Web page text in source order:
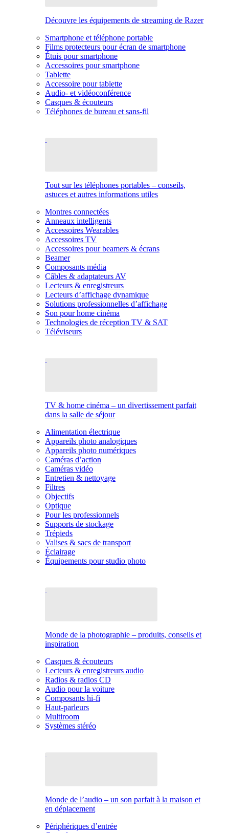
Découvre les équipements de streaming de Razer
Smartphone et téléphone portable
Films protecteurs pour écran de smartphone
Étuis pour smartphone
Accessoires pour smartphone
Tablette
Accessoire pour tablette
Audio- et vidéoconférence
Casques & écouteurs
Téléphones de bureau et sans-fil
Tout sur les téléphones portables – conseils,
astuces et autres informations utiles
Montres connectées
Anneaux intelligents
Accessoires Wearables
Accessoires TV
Accessoires pour beamers & écrans
Beamer
Composants média
Câbles & adaptateurs AV
Lecteurs & enregistreurs
Lecteurs d’affichage dynamique
Solutions professionnelles d’affichage
Son pour home cinéma
Technologies de réception TV & SAT
Téléviseurs
TV & home cinéma – un divertissement parfait
dans la salle de séjour
Alimentation électrique
Appareils photo analogiques
Appareils photo numériques
Caméras d’action
Caméras vidéo
Entretien & nettoyage
Filtres
Objectifs
Optique
Pour les professionnels
Supports de stockage
Trépieds
Valises & sacs de transport
Éclairage
Équipements pour studio photo
Monde de la photographie – produits, conseils et
inspiration
Casques & écouteurs
Lecteurs & enregistreurs audio
Radios & radios CD
Audio pour la voiture
Composants hi-fi
Haut-parleurs
Multiroom
Systèmes stéréo
Monde de l’audio – un son parfait à la maison et
en déplacement
Périphériques d’entrée